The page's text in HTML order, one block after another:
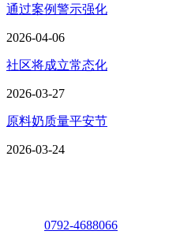
通过案例警示强化
2026-04-06
社区将成立常态化
2026-03-27
原料奶质量平安节
2026-03-24
0792-4688066